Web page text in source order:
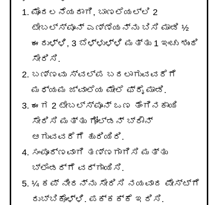
ಮೊದಲನೆಯದಾಗಿ, ಬಾಣಲೆಯಲ್ಲಿ 2
ಟೇಬಲ್ಸ್ಪೂನ್ ಎಣ್ಣೆಯನ್ನು ಬಿಸಿ ಮಾಡಿ ½
ಈರುಳ್ಳಿ, 3 ಬೆಳ್ಳುಳ್ಳಿ ಮತ್ತು 1 ಇಂಚು ಶುಂಠಿ
ಸೇರಿಸಿ.
ಬಣ್ಣವು ಸ್ವಲ್ಪ ಬದಲಾಗುವವರೆಗೆ
ಮಧ್ಯಮ ಜ್ವಾಲೆಯ ಮೇಲೆ ಫ್ರೈ ಮಾಡಿ.
ಈಗ 2 ಟೇಬಲ್ಸ್ಪೂನ್ ಒಣ ತೆಂಗಿನಕಾಯಿ
ಸೇರಿಸಿ ಮತ್ತು ಗೋಲ್ಡನ್ ಬ್ರೌನ್
ಆಗುವವರೆಗೆ ಹುರಿಯಿರಿ.
ಸಂಪೂರ್ಣವಾಗಿ ತಣ್ಣಗಾಗಿಸಿ ಮತ್ತು
ಬ್ಲೆಂಡರ್ಗೆ ವರ್ಗಾಯಿಸಿ.
¼ ಕಪ್ ನೀರನ್ನು ಸೇರಿಸಿ ನಯವಾದ ಪೇಸ್ಟ್ಗೆ
ರುಬ್ಬಿಕೊಳ್ಳಿ. ಪಕ್ಕಕ್ಕೆ ಇರಿಸಿ.